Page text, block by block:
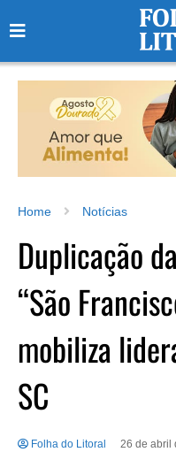
Home Notícias
Duplicação
“São
mobiliza
SC
Folha do Litoral 26 de abril